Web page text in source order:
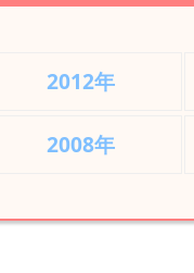
2012年
2008年